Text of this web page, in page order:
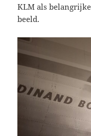
KLM als
beeld.